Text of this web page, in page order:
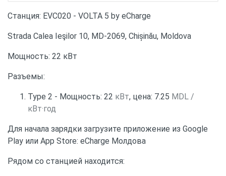
Станция: EVC020 - VOLTA 5 by eCharge
Strada Calea Ieşilor 10, MD-2069, Chișinău, Moldova
Мощность: 22 кВт
Разъемы:
Type 2 - Мощность: 22 кВт, цена: 7.25 MDL /
кВт·год
Для начала зарядки загрузите приложение из Google
Play или App Store: eCharge Молдова
Рядом со станцией находится: